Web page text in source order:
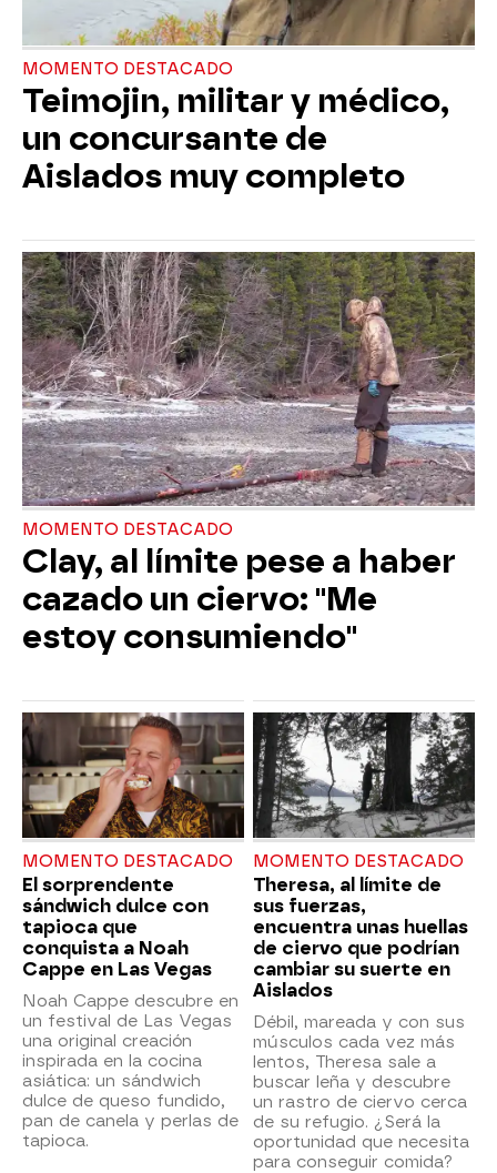
MOMENTO DESTACADO
Teimojin, militar y médico,
un concursante de
Aislados muy completo
MOMENTO DESTACADO
Clay, al límite pese a haber
cazado un ciervo: "Me
estoy consumiendo"
MOMENTO DESTACADO
El sorprendente
sándwich dulce con
tapioca que
conquista a Noah
Cappe en Las Vegas
Noah Cappe descubre en
un festival de Las Vegas
una original creación
inspirada en la cocina
asiática: un sándwich
dulce de queso fundido,
pan de canela y perlas de
tapioca.
MOMENTO DESTACADO
Theresa, al límite de
sus fuerzas,
encuentra unas huellas
de ciervo que podrían
cambiar su suerte en
Aislados
Débil, mareada y con sus
músculos cada vez más
lentos, Theresa sale a
buscar leña y descubre
un rastro de ciervo cerca
de su refugio. ¿Será la
oportunidad que necesita
para conseguir comida?